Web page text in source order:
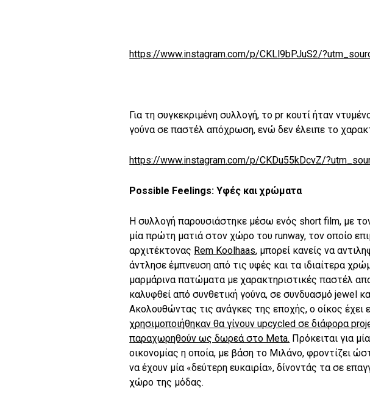
https://www.instagram.com/p/CKLl9bPJuS2/
Για τη συγκεκριμένη συλλογή, το pr κουτί ήταν
γούνα σε παστέλ απόχρωση, ενώ δεν έλειπε το
https://www.instagram.com/p/CKDu55kDcvZ/
Possible Feelings:Υφές και χρώματα
Η συλλογή παρουσιάστηκε μέσω ενός short film, με
μία πρώτη ματιά στον χώρο του runway, τον οποίο
αρχιτέκτονας Rem Koolhaas, μπορεί κανείς να
άντλησε έμπνευση από τις υφές και τα ιδιαίτερα
μαρμάρινα πατώματα με χαρακτηριστικές παστέλ
καλυφθεί από συνθετική γούνα, σε συνδυασμό jewel
Ακολουθώντας τις ανάγκες της εποχής, ο οίκος έχει
χρησιμοποιήθηκαν θα γίνουν upcycled σε διάφορα
παραχωρηθούν ως δωρεά στο Meta. Πρόκειται για
οικονομίας η οποία, με βάση το Μιλάνο, φροντίζει
να έχουν μία «δεύτερη ευκαιρία», δίνοντάς τα σε
χώρο της μόδας.